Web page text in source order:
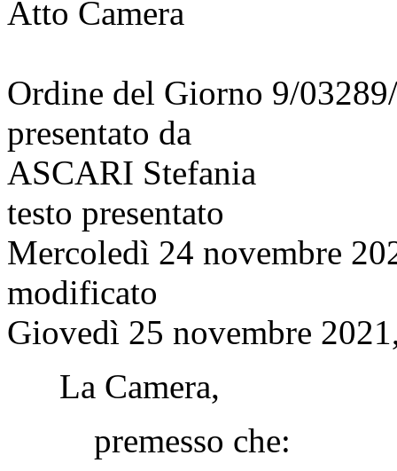
Atto Camera
Ordine del Giorno 9/
presentato da
ASCARI Stefania
testo presentato
Mercoledì 24 novembre
modificato
Giovedì 25 novembre
La Camera,
premesso che: